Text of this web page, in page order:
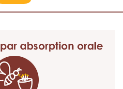
par absorption orale